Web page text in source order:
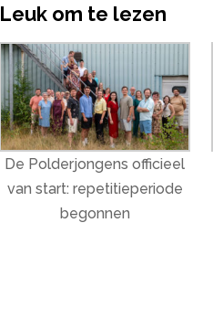
Leuk om te lezen
De Polderjongens officieel
van start: repetitieperiode
begonnen